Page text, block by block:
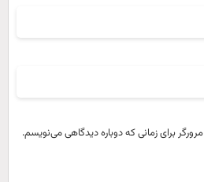
برای زمانی که دوباره دیدگاهی می‌نویسم.